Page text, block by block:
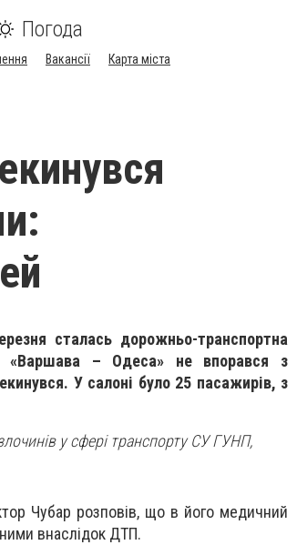
Погода
Вакансії Карта міста
сталась дорожньо-транспортна
«Варшава – Одеса» не впорався з
У салоні було 25 пасажирів, з
у сфері транспорту СУ ГУНП,
Чубар розповів, що в його медичний
внаслідок ДТП.